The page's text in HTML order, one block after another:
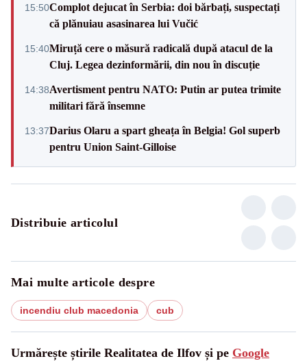
15:50Complot dejucat în Serbia: doi bărbați, suspectați
că plănuiau asasinarea lui Vučić
15:40Miruță cere o măsură radicală după atacul de la
Cluj. Legea dezinformării, din nou în discuție
14:38Avertisment pentru NATO: Putin ar putea trimite
militari fără însemne
13:37Darius Olaru a spart gheața în Belgia! Gol superb
pentru Union Saint-Gilloise
Distribuie articolul
Mai multe articole despre
incendiu club macedonia cub
Urmărește știrile Realitatea de Ilfov și pe Google